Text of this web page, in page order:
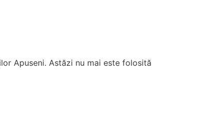
Apuseni. Astăzi nu mai este folosită